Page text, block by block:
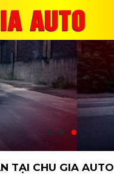
TẠI CHU GIA AUTO